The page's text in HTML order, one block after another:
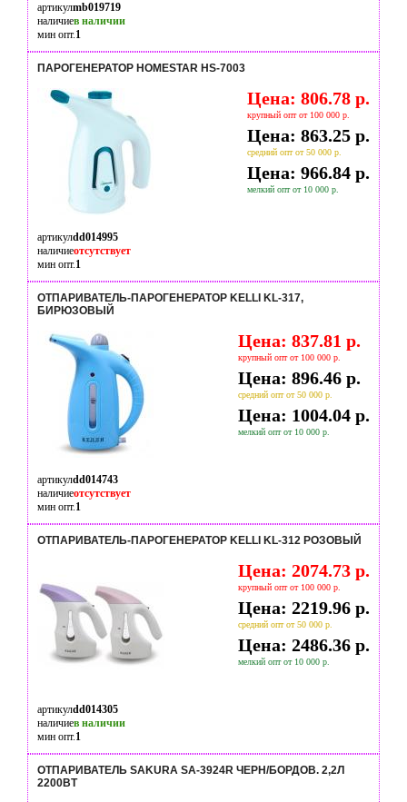
артикулmb019719
наличиев наличии
мин опт.1
ПАРОГЕНЕРАТОР HOMESTAR HS-7003
Цена: 806.78 р.
крупный опт от 100 000 р.
Цена: 863.25 р.
средний опт от 50 000 р.
Цена: 966.84 р.
мелкий опт от 10 000 р.
артикулdd014995
наличиеотсутствует
мин опт.1
ОТПАРИВАТЕЛЬ-ПАРОГЕНЕРАТОР KELLI KL-317,
БИРЮЗОВЫЙ
Цена: 837.81 р.
крупный опт от 100 000 р.
Цена: 896.46 р.
средний опт от 50 000 р.
Цена: 1004.04 р.
мелкий опт от 10 000 р.
артикулdd014743
наличиеотсутствует
мин опт.1
ОТПАРИВАТЕЛЬ-ПАРОГЕНЕРАТОР KELLI KL-312 РОЗОВЫЙ
Цена: 2074.73 р.
крупный опт от 100 000 р.
Цена: 2219.96 р.
средний опт от 50 000 р.
Цена: 2486.36 р.
мелкий опт от 10 000 р.
артикулdd014305
наличиев наличии
мин опт.1
ОТПАРИВАТЕЛЬ SAKURA SA-3924R ЧЕРН/БОРДОВ. 2,2Л
2200ВТ